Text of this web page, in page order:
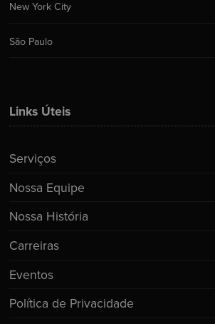
Links Úteis
Serviços
Nossa Equipe
Nossa História
Carreiras
Eventos
Política de Privacidade
New York City
São Paulo